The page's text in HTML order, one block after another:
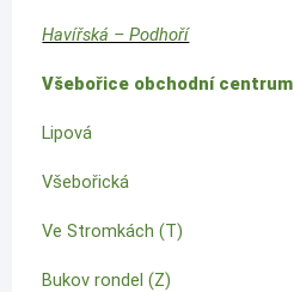
Havířská – Podhoří
Všebořice obchodní centrum
Lipová
Všebořická
Ve Stromkách (T)
Bukov rondel (Z)